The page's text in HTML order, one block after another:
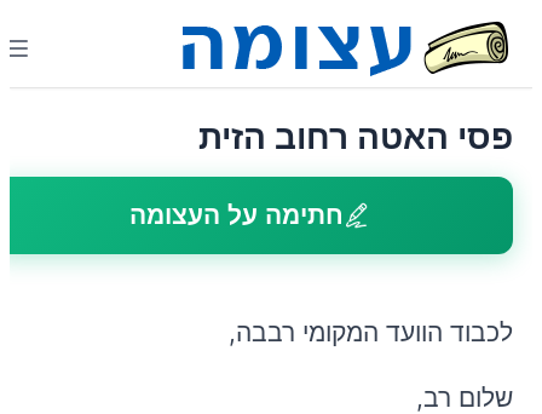
פסי האטה רחוב הזית
חתימה על העצומה
לכבוד הוועד המקומי רבבה,
שלום רב,